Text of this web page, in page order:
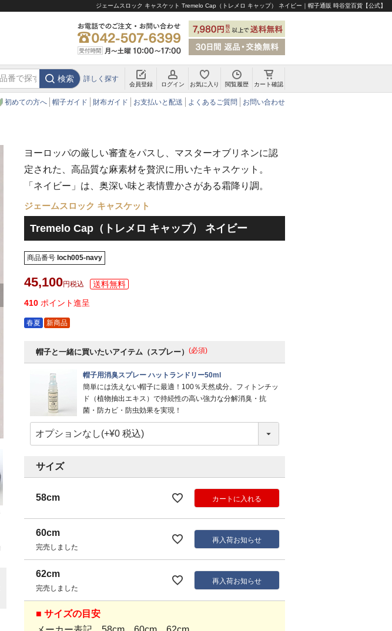
ジェームスロック キャスケット Tremelo Cap（トレメロ キャップ） ネイビー｜帽子通販 時谷堂百貨【公式】
検索 詳しく探す
会員登録 ログイン お気に入り 閲覧履歴 カート確認
初めての方へ 帽子ガイド 財布ガイド お支払いと配送 よくあるご質問 お問い合わせ
ヨーロッパの厳しい審査をパスし、マスターオブリネンに認
定された、高品質な麻素材を贅沢に用いたキャスケット。
「ネイビー」は、奥深い味と表情豊かさがある霜降り調。
ジェームスロック キャスケット
Tremelo Cap（トレメロ キャップ） ネイビー
商品番号 loch005-navy
45,100 税込
410 ポイント進呈
春夏 新商品
帽子と一緒に買いたいアイテム（スプレー） (必須)
帽子用消臭スプレー ハットランドリー50ml
簡単には洗えない帽子に最適！100％天然成分。フィトンチッ
ド（植物抽出エキス）で持続性の高い強力な分解消臭・抗
菌・防カビ・防虫効果を実現！
サイズ
58cm カートに入れる
60cm
完売しました
再入荷お知らせ
62cm
完売しました
再入荷お知らせ
■ サイズの目安